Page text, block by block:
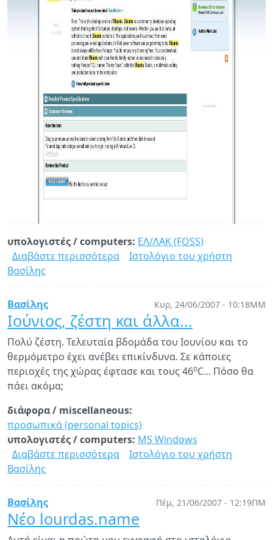
υπολογιστές / computers: ΕΛ/ΛΑΚ (FOSS)
Διαβάστε περισσότερα γιαΙστολόγιο του χρήστη
Βασίλης
Κυρ, 24/06/2007 - 10:18ΜΜ
Βασίλης
Ιούνιος, ζέστη και άλλα...
Πολύ ζέστη. Τελευταία βδομάδα του Ιουνίου και το
θερμόμετρο έχει ανέβει επικίνδυνα. Σε κάποιες
περιοχές της χώρας έφτασε και τους46oC... Πόσο θα
πάει ακόμα;
διάφορα / miscellaneous:
προσωπικά (personal topics)
υπολογιστές / computers: MS Windows
Διαβάστε περισσότερα γιαΙστολόγιο του χρήστη
Βασίλης
Πέμ, 21/06/2007 - 12:19ΠΜ
Βασίλης
Νέο lourdas.name